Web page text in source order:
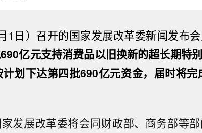
1日）召开的国家发展改革委新闻发布会
亿元支持消费品以旧换新的超长期特
划下达第四批690亿元资金，届时将
发展改革委将会同财政部、商务部等